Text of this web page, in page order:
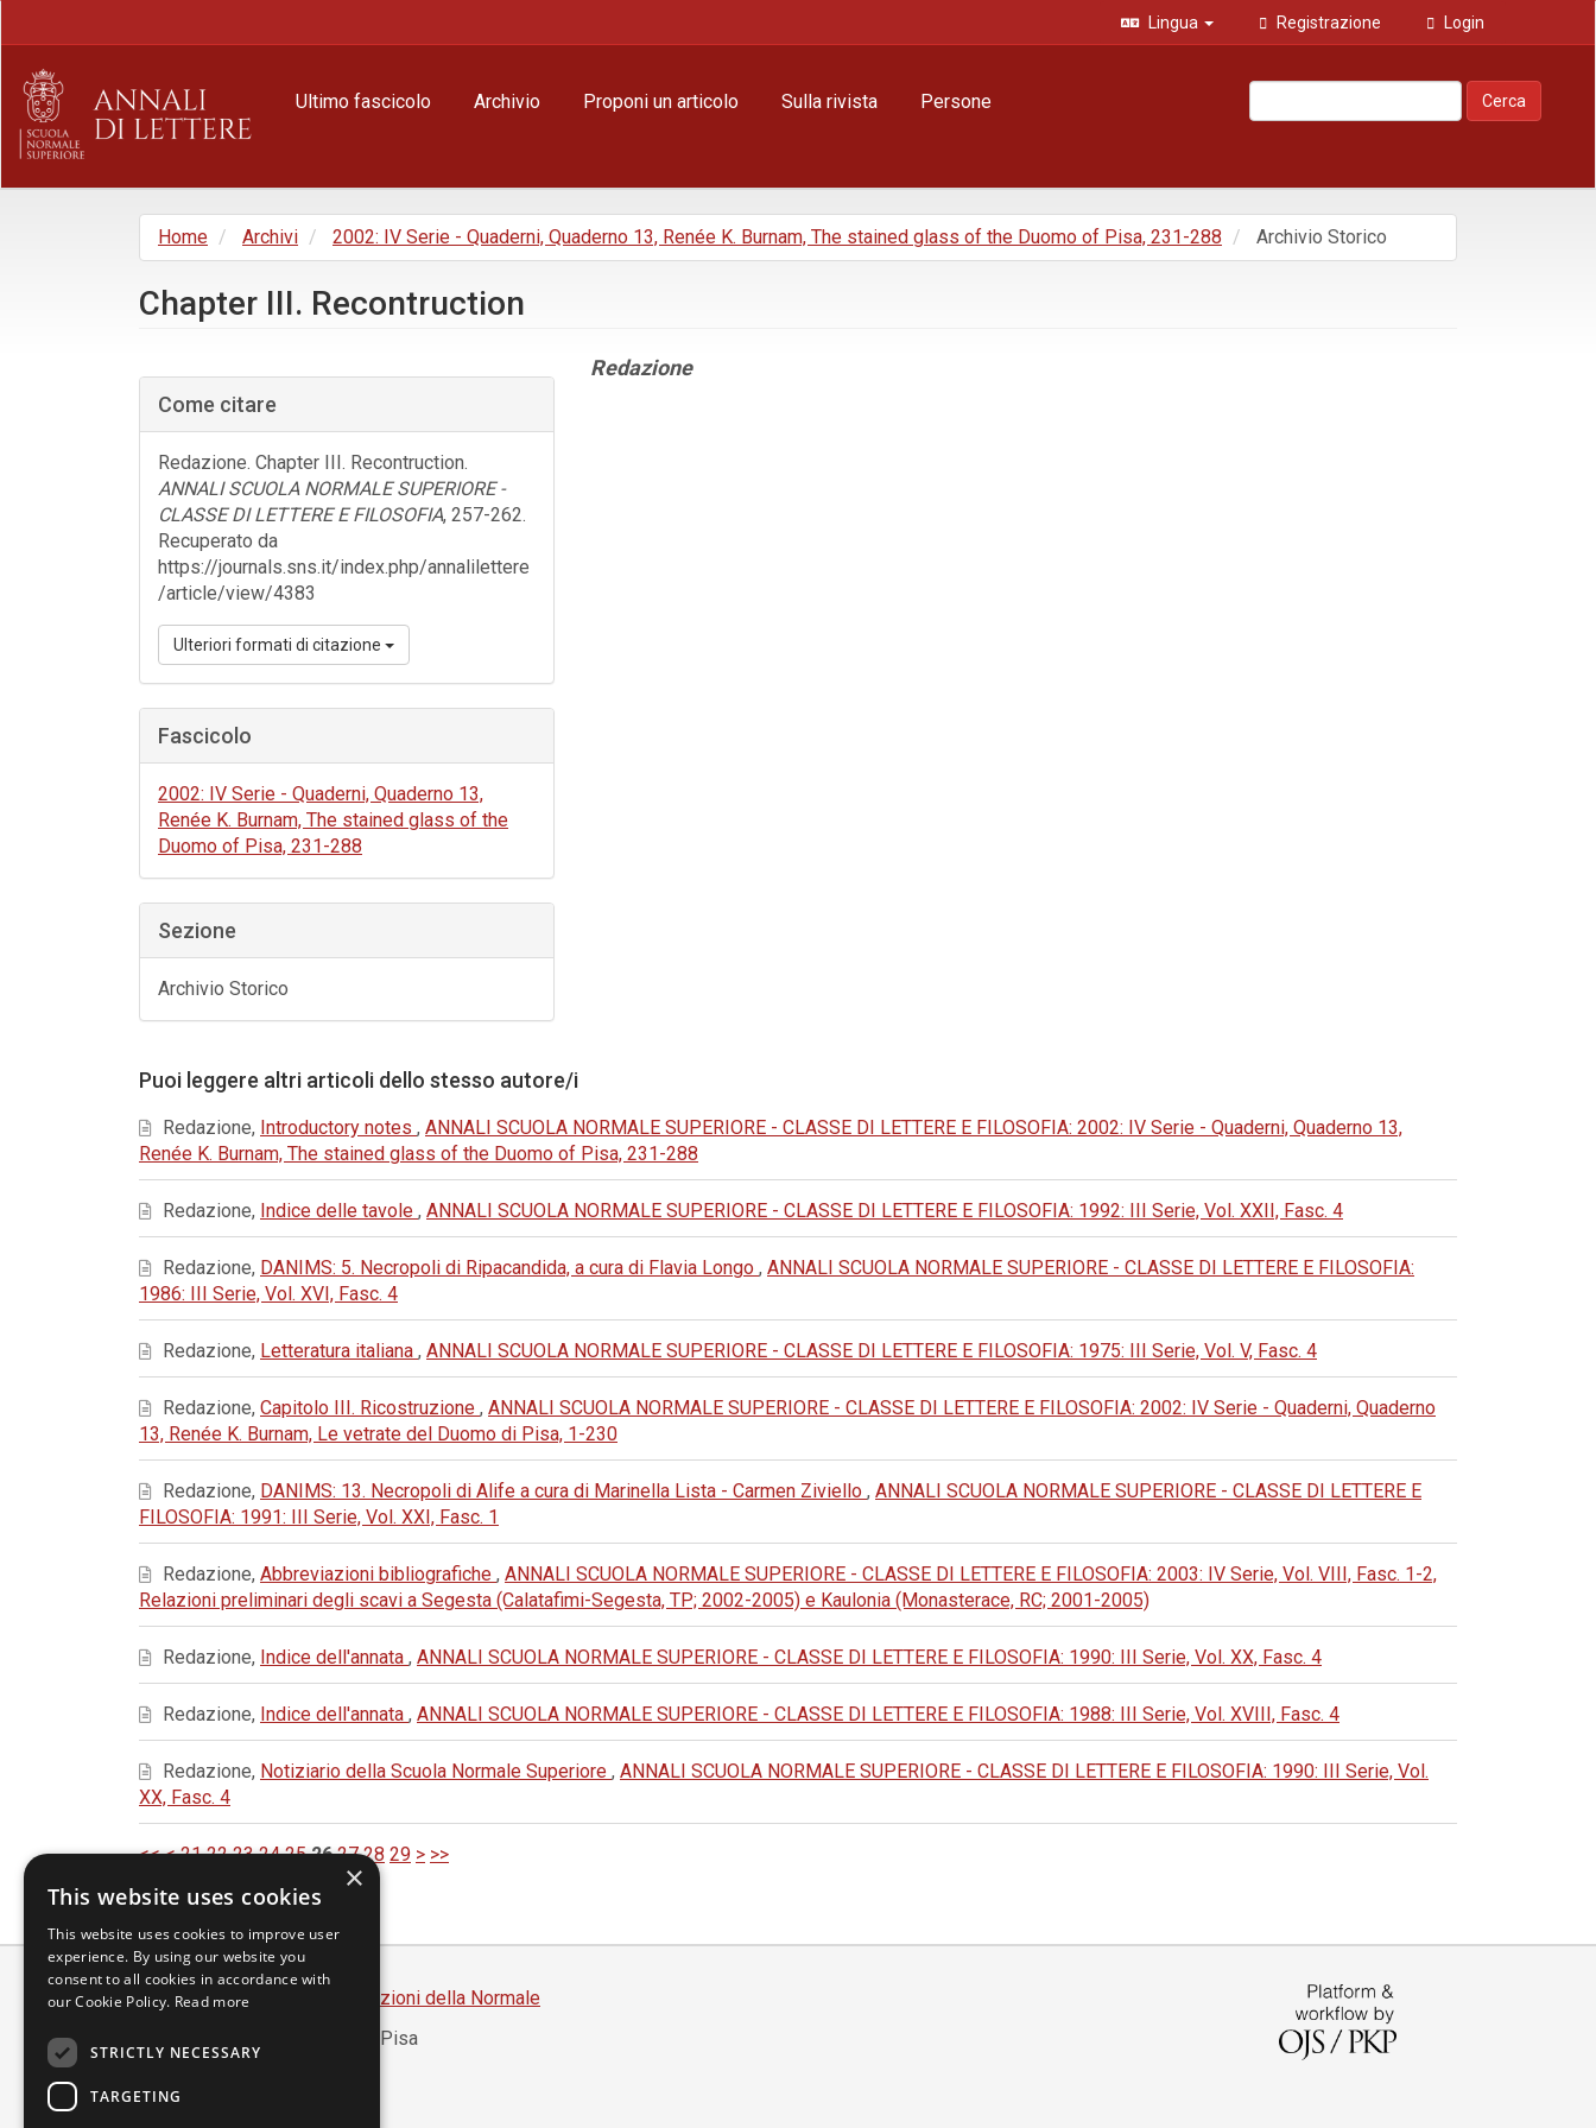
principale
Barra
laterale
Lingua Registrazione Login
Ultimo fascicolo Archivio Proponi un articolo Sulla rivista Persone Cerca
Home Archivi 2002: IV Serie - Quaderni, Quaderno 13, Renée K. Burnam, The stained glass of the Duomo of Pisa, 231-288 Archivio Storico
Chapter III. Recontruction
laterale
dell'articolo
Come citare
Redazione. Chapter III. Recontruction.
ANNALI SCUOLA NORMALE SUPERIORE -
CLASSE DI LETTERE E FILOSOFIA, 257-262.
Recuperato da
https://journals.sns.it/index.php/annalilettere
/article/view/4383
Ulteriori formati di citazione
Fascicolo
2002: IV Serie - Quaderni, Quaderno 13,
Renée K. Burnam, The stained glass of the
Duomo of Pisa, 231-288
Sezione
Archivio Storico
Contenuto
Redazione
Puoi leggere altri articoli dello stesso autore/i
Redazione, Introductory notes , ANNALI SCUOLA NORMALE SUPERIORE - CLASSE DI LETTERE E FILOSOFIA: 2002: IV Serie - Quaderni, Quaderno 13,
Renée K. Burnam, The stained glass of the Duomo of Pisa, 231-288
Redazione, Indice delle tavole , ANNALI SCUOLA NORMALE SUPERIORE - CLASSE DI LETTERE E FILOSOFIA: 1992: III Serie, Vol. XXII, Fasc. 4
Redazione, DANIMS: 5. Necropoli di Ripacandida, a cura di Flavia Longo , ANNALI SCUOLA NORMALE SUPERIORE - CLASSE DI LETTERE E FILOSOFIA:
1986: III Serie, Vol. XVI, Fasc. 4
Redazione, Letteratura italiana , ANNALI SCUOLA NORMALE SUPERIORE - CLASSE DI LETTERE E FILOSOFIA: 1975: III Serie, Vol. V, Fasc. 4
Redazione, Capitolo III. Ricostruzione , ANNALI SCUOLA NORMALE SUPERIORE - CLASSE DI LETTERE E FILOSOFIA: 2002: IV Serie - Quaderni, Quaderno
13, Renée K. Burnam, Le vetrate del Duomo di Pisa, 1-230
Redazione, DANIMS: 13. Necropoli di Alife a cura di Marinella Lista - Carmen Ziviello , ANNALI SCUOLA NORMALE SUPERIORE - CLASSE DI LETTERE E
FILOSOFIA: 1991: III Serie, Vol. XXI, Fasc. 1
Redazione, Abbreviazioni bibliografiche , ANNALI SCUOLA NORMALE SUPERIORE - CLASSE DI LETTERE E FILOSOFIA: 2003: IV Serie, Vol. VIII, Fasc. 1-2,
Relazioni preliminari degli scavi a Segesta (Calatafimi-Segesta, TP; 2002-2005) e Kaulonia (Monasterace, RC; 2001-2005)
Redazione, Indice dell'annata , ANNALI SCUOLA NORMALE SUPERIORE - CLASSE DI LETTERE E FILOSOFIA: 1990: III Serie, Vol. XX, Fasc. 4
Redazione, Indice dell'annata , ANNALI SCUOLA NORMALE SUPERIORE - CLASSE DI LETTERE E FILOSOFIA: 1988: III Serie, Vol. XVIII, Fasc. 4
Redazione, Notiziario della Scuola Normale Superiore , ANNALI SCUOLA NORMALE SUPERIORE - CLASSE DI LETTERE E FILOSOFIA: 1990: III Serie, Vol.
XX, Fasc. 4
<< < 21 22 23 24 25 26 27 28 29 > >>
Scuola Normale Superiore
Edizioni della Normale
Piazza dei Cavalieri, 7 - 56126 Pisa
Partita IVA 00420000507
×
This website uses cookies
This website uses cookies to improve user
experience. By using our website you
consent to all cookies in accordance with
our Cookie Policy. Read more
STRICTLY NECESSARY
TARGETING